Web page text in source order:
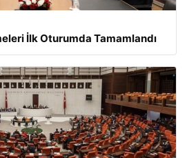
İlk Oturumda Tamamlandı